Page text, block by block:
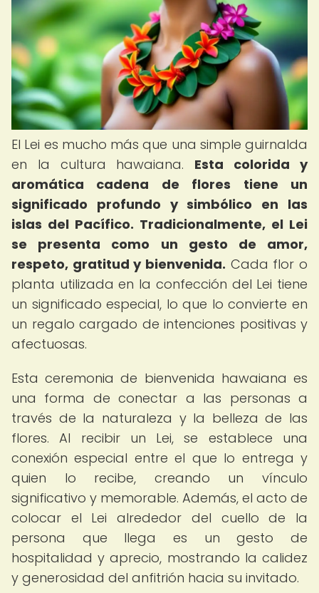
El Lei es mucho más que una simple guirnalda
en la cultura hawaiana. Esta colorida y
aromática cadena de flores tiene un
significado profundo y simbólico en las
islas del Pacífico. Tradicionalmente, el Lei
se presenta como un gesto de amor,
respeto, gratitud y bienvenida. Cada flor o
planta utilizada en la confección del Lei tiene
un significado especial, lo que lo convierte en
un regalo cargado de intenciones positivas y
afectuosas.
Esta ceremonia de bienvenida hawaiana es
una forma de conectar a las personas a
través de la naturaleza y la belleza de las
flores. Al recibir un Lei, se establece una
conexión especial entre el que lo entrega y
quien lo recibe, creando un vínculo
significativo y memorable. Además, el acto de
colocar el Lei alrededor del cuello de la
persona que llega es un gesto de
hospitalidad y aprecio, mostrando la calidez
y generosidad del anfitrión hacia su invitado.